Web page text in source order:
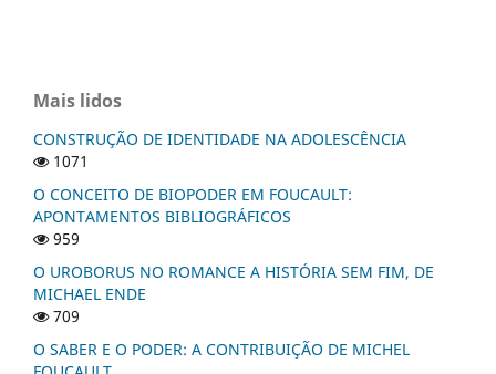
Mais lidos
CONSTRUÇÃO DE IDENTIDADE NA ADOLESCÊNCIA
1071
O CONCEITO DE BIOPODER EM FOUCAULT:
APONTAMENTOS BIBLIOGRÁFICOS
959
O UROBORUS NO ROMANCE A HISTÓRIA SEM FIM, DE
MICHAEL ENDE
709
O SABER E O PODER: A CONTRIBUIÇÃO DE MICHEL